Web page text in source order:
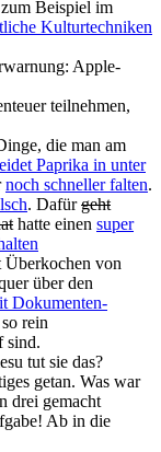
Beispiel im
Kulturtechniken
Apple-
teilnehmen,
die man am
Paprika in unter
noch schneller falten.
. Dafürgeht
hatte einen super
von
über den
Dokumenten-
rein
sind.
tut sie das?
getan. Was war
drei gemacht
Ab in die